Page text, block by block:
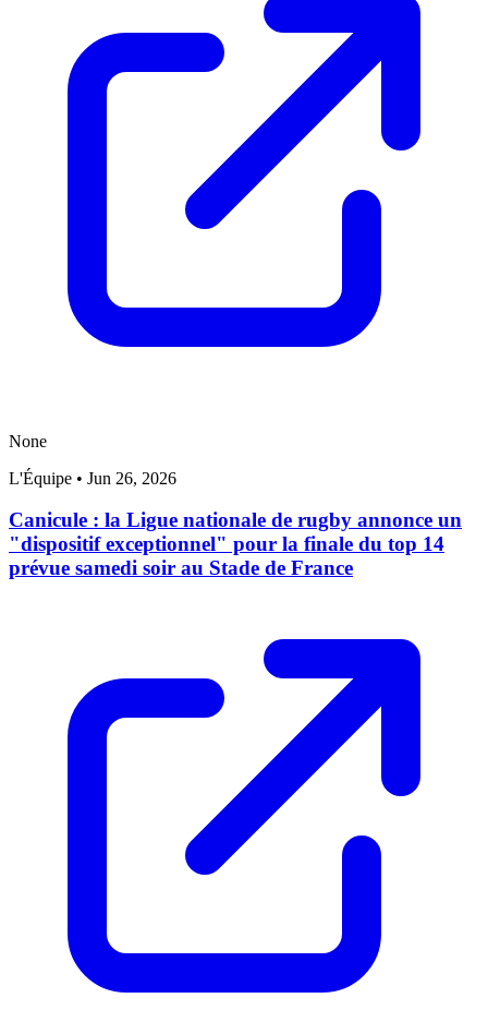
None
L'Équipe • Jun 26, 2026
Canicule : la Ligue nationale de rugby annonce un
"dispositif exceptionnel" pour la finale du top 14
prévue samedi soir au Stade de France